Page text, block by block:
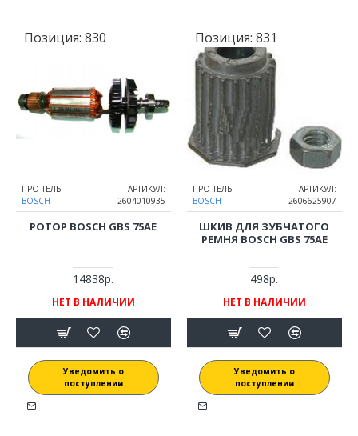
Позиция: 830
ПРО-ТЕЛЬ:
BOSCH
АРТИКУЛ:
2604010935
РОТОР BOSCH GBS 75AE
14838р.
НЕТ В НАЛИЧИИ
Уведомить о
поступлении
Позиция: 831
ПРО-ТЕЛЬ:
BOSCH
АРТИКУЛ:
2606625907
ШКИВ ДЛЯ ЗУБЧАТОГО
РЕМНЯ BOSCH GBS 75AE
498р.
НЕТ В НАЛИЧИИ
Уведомить о
поступлении